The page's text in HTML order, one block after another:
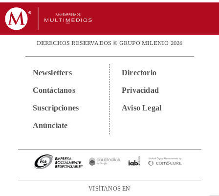
DERECHOS RESERVADOS © GRUPO MILENIO 2026
Newsletters
Contáctanos
Suscripciones
Anúnciate
Directorio
Privacidad
Aviso Legal
VISÍTANOS EN